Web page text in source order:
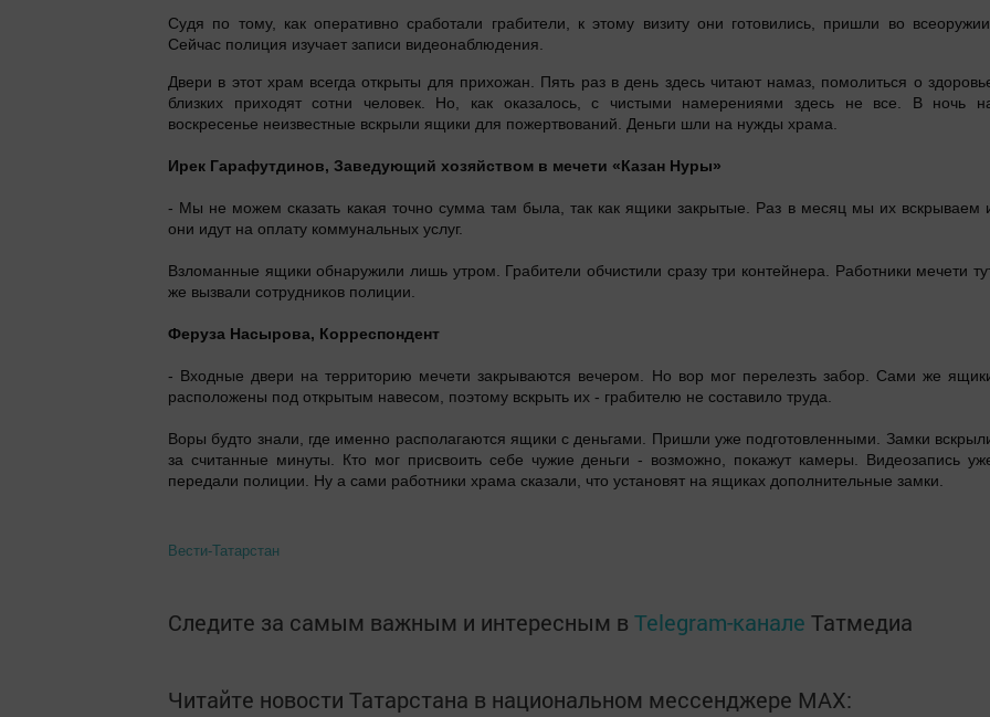
Судя по тому, как оперативно сработали грабители, к этому визиту они готовились, пришли во
Сейчас полиция изучает записи видеонаблюдения.
Двери в этот храм всегда открыты для прихожан. Пять раз в день здесь читают намаз, помолиться о
близких приходят сотни человек. Но, как оказалось, с чистыми намерениями здесь не все. В ночь
воскресенье неизвестные вскрыли ящики для пожертвований. Деньги шли на нужды храма.
Ирек Гарафутдинов, Заведующий хозяйством в мечети «Казан Нуры»
- Мы не можем сказать какая точно сумма там была, так как ящики закрытые. Раз в месяц мы их вскрываем
они идут на оплату коммунальных услуг.
Взломанные ящики обнаружили лишь утром. Грабители обчистили сразу три контейнера. Работники мечети
же вызвали сотрудников полиции.
Феруза Насырова, Корреспондент
- Входные двери на территорию мечети закрываются вечером. Но вор мог перелезть забор. Сами же
расположены под открытым навесом, поэтому вскрыть их - грабителю не составило труда.
Воры будто знали, где именно располагаются ящики с деньгами. Пришли уже подготовленными. Замки
за считанные минуты. Кто мог присвоить себе чужие деньги - возможно, покажут камеры. Видеозапись
передали полиции. Ну а сами работники храма сказали, что установят на ящиках дополнительные замки.
Вести-Татарстан
Следите за самым важным и интересным в Telegram-канале Татмедиа
Читайте новости Татарстана в национальном мессенджере MАХ: